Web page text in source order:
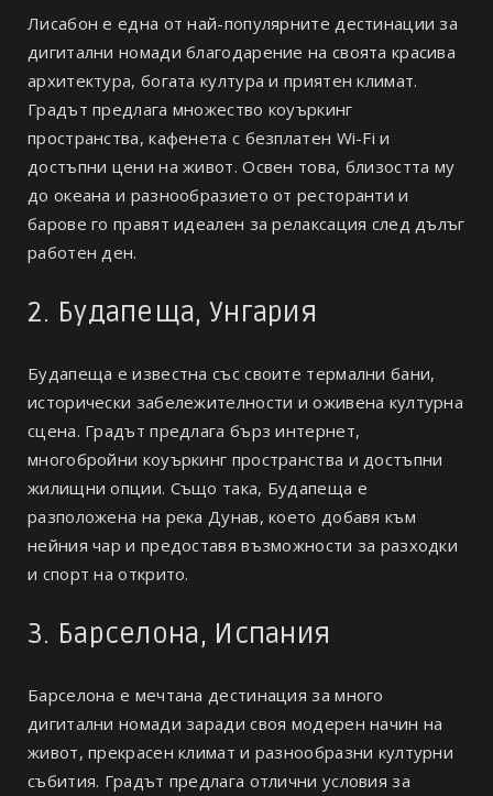
Лисабон е една от най-популярните дестинации за
дигитални номади благодарение на своята красива
архитектура, богата култура и приятен климат.
Градът предлага множество коуъркинг
пространства, кафенета с безплатен Wi-Fi и
достъпни цени на живот. Освен това, близостта му
до океана и разнообразието от ресторанти и
барове го правят идеален за релаксация след дълъг
работен ден.
2. Будапеща, Унгария
Будапеща е известна със своите термални бани,
исторически забележителности и оживена културна
сцена. Градът предлага бърз интернет,
многобройни коуъркинг пространства и достъпни
жилищни опции. Също така, Будапеща е
разположена на река Дунав, което добавя към
нейния чар и предоставя възможности за разходки
и спорт на открито.
3. Барселона, Испания
Барселона е мечтана дестинация за много
дигитални номади заради своя модерен начин на
живот, прекрасен климат и разнообразни културни
събития. Градът предлага отлични условия за